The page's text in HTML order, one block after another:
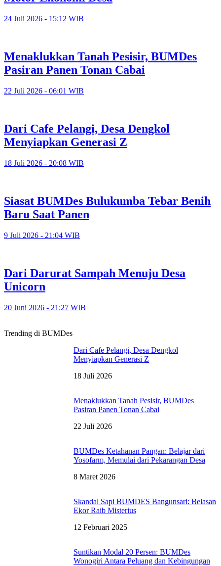
24 Juli 2026 - 15:12 WIB
Menaklukkan Tanah Pesisir, BUMDes
Pasiran Panen Tonan Cabai
22 Juli 2026 - 06:01 WIB
Dari Cafe Pelangi, Desa Dengkol
Menyiapkan Generasi Z
18 Juli 2026 - 20:08 WIB
Siasat BUMDes Bulukumba Tebar Benih
Baru Saat Panen
9 Juli 2026 - 21:04 WIB
Dari Darurat Sampah Menuju Desa
Unicorn
20 Juni 2026 - 21:27 WIB
Trending di BUMDes
Dari Cafe Pelangi, Desa Dengkol
Menyiapkan Generasi Z
18 Juli 2026
Menaklukkan Tanah Pesisir, BUMDes
Pasiran Panen Tonan Cabai
22 Juli 2026
BUMDes Ketahanan Pangan: Belajar dari
Yosofarm, Memulai dari Pekarangan Desa
8 Maret 2026
Skandal Sapi BUMDES Bangunsari: Belasan
Ekor Raib Misterius
12 Februari 2025
Suntikan Modal 20 Persen: BUMDes
Wonogiri Antara Peluang dan Kebingungan